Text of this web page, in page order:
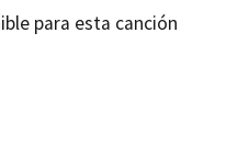
para esta canción